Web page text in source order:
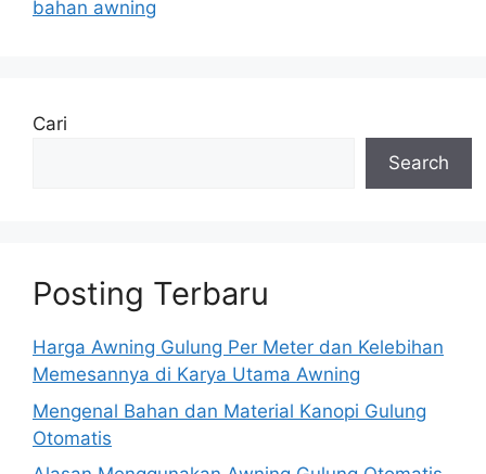
bahan awning
Cari
Search
Posting Terbaru
Harga Awning Gulung Per Meter dan Kelebihan
Memesannya di Karya Utama Awning
Mengenal Bahan dan Material Kanopi Gulung
Otomatis